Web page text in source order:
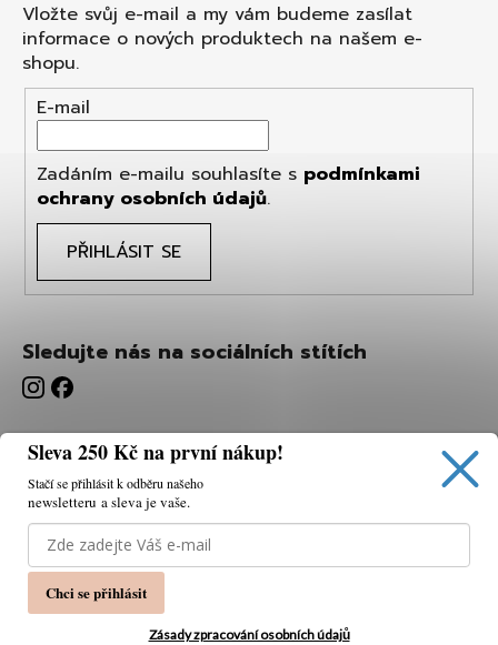
Používáme cookies, abychom vám umožnili pohodlné
prohlížení webu a díky analýze webu neustále zlepšovat
jeho funkce, výkon a použitelnost.
Vložte svůj e-mail a my vám budeme zasílat
informace o nových produktech na našem e-
shopu.
E-mail
Zadáním e-mailu souhlasíte s podmínkami
ochrany osobních údajů.
PŘIHLÁSIT SE
Sledujte nás na sociálních stítích
Sleva 250 Kč na první nákup!
Stačí se přihlásit k odběru našeho
newsletteru a sleva je vaše.
Chci se přihlásit
Zásady zpracování osobních údajů